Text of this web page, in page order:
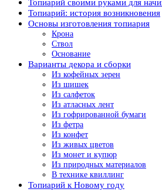
Топиарий своими руками для
Топиарий: история возникновения
Основы изготовления топиария
Крона
Ствол
Основание
Варианты декора и сборки
Из кофейных зерен
Из шишек
Из салфеток
Из атласных лент
Из гофрированной бумаги
Из фетра
Из конфет
Из живых цветов
Из монет и купюр
Из природных материалов
В технике квиллинг
Топиарий к Новому году